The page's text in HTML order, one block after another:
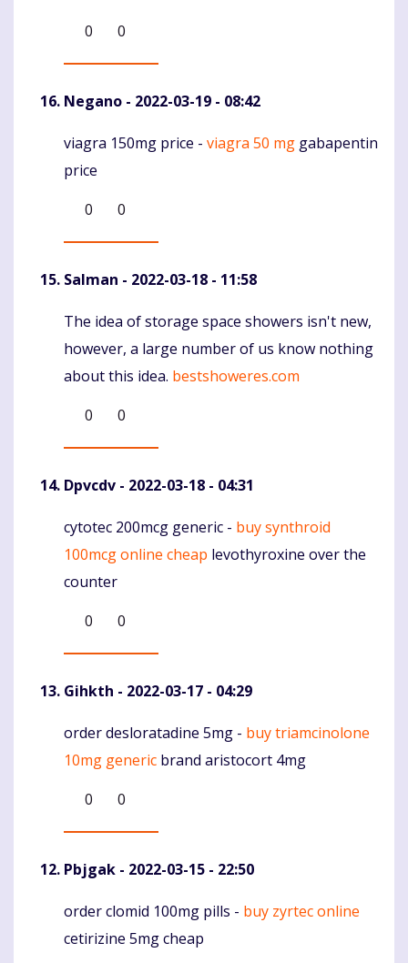
0
0
Negano - 2022-03-19 - 08:42
Komentaras
viagra 150mg price - viagra 50 mg gabapentin
price
0
0
Salman - 2022-03-18 - 11:58
Komentaras
The idea of storage space showers isn't new,
however, a large number of us know nothing
about this idea. bestshoweres.com
0
0
Dpvcdv - 2022-03-18 - 04:31
Komentaras
cytotec 200mcg generic - buy synthroid
100mcg online cheap levothyroxine over the
counter
0
0
Gihkth - 2022-03-17 - 04:29
Komentaras
order desloratadine 5mg - buy triamcinolone
10mg generic brand aristocort 4mg
0
0
Pbjgak - 2022-03-15 - 22:50
Komentaras
order clomid 100mg pills - buy zyrtec online
cetirizine 5mg cheap